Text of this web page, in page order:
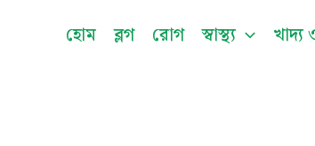
হোম ব্লগ রোগ স্বাস্থ্য খাদ্য